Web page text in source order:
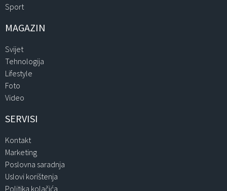
Sport
MAGAZIN
Svijet
Tehnologija
Lifestyle
Foto
Video
SERVISI
Kontakt
Marketing
Poslovna saradnja
Uslovi korištenja
Politika kolačića